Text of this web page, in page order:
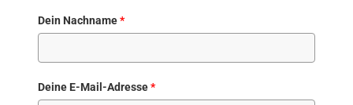
Dein Nachname*
Deine E-Mail-Adresse*